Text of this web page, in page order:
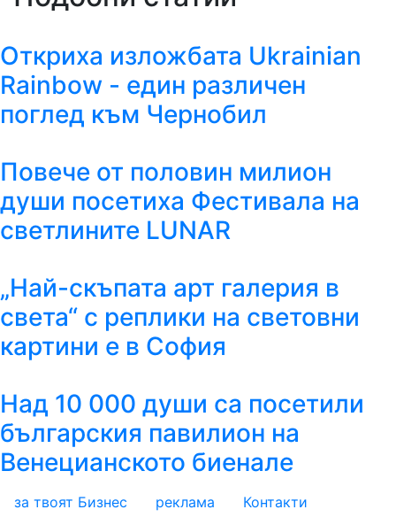
Откриха изложбата Ukrainian
Rainbow - един различен
поглед към Чернобил
Повече от половин милион
души посетиха Фестивала на
светлините LUNAR
„Най-скъпата арт галерия в
света“ с реплики на световни
картини е в София
Над 10 000 души са посетили
българския павилион на
Венецианското биенале
за твоят Бизнес реклама Контакти